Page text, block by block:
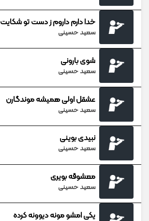
خدا دارم داروم ز دست تو شکایت
سعید حسینی
شوی بارونی
سعید حسینی
عشقل اولی همیشه موندگارن
سعید حسینی
نبیدی بوینی
سعید حسینی
معشوقه بویری
سعید حسینی
یکی امشو مونه دیوونه کرده